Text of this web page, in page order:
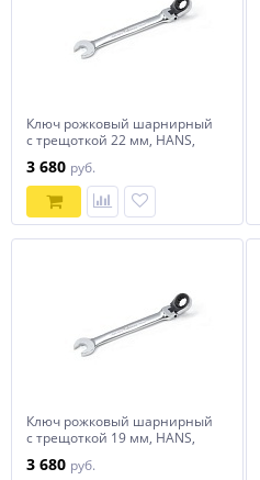
Ключ рожковый шарнирный
с трещоткой 22 мм, HANS,
3 680 руб.
Ключ рожковый шарнирный
с трещоткой 19 мм, HANS,
3 680 руб.